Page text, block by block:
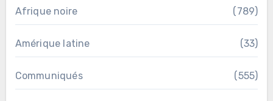
Afrique noire (789)
Amérique latine (33)
Communiqués (555)